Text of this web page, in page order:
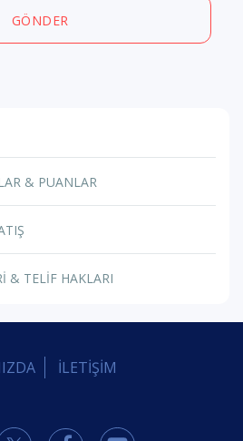
GÖNDER
& PUANLAR
& TELİF HAKLARI
İLETİŞİM